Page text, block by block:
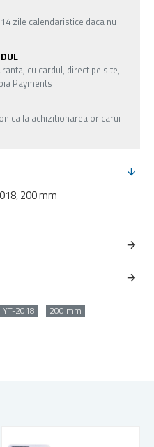
zile calendaristice daca nu
cu cardul, direct pe site,
Payments
la achizitionarea oricarui
200 mm
YT-2018 200 mm